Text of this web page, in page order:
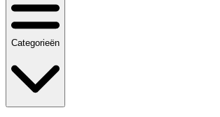
Categorieën